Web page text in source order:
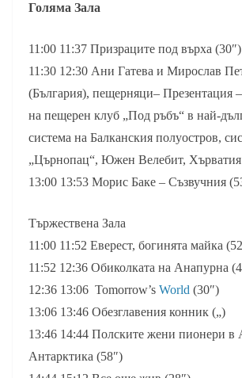
Голяма Зала
11:00 11:37 Призраците под върха (30″)
11:30 12:30 Ани Гатева и Мирослав
(България), пещерняци– Презентация
на пещерен клуб „Под ръбъ“ в най-
система на Балканския полуостров,
„Църнопац“, Южен Велебит, Хърватия
13:00 13:53 Морис Баке – Съзвучния
Тържествена Зала
11:00 11:52 Еверест, богинята майка
11:52 12:36 Обиколката на Анапурна
12:36 13:06 Tomorrow’s World (30″)
13:06 13:46 Обезглавения конник („)
13:46 14:44 Полските жени пионери в
Антарктика (58″)